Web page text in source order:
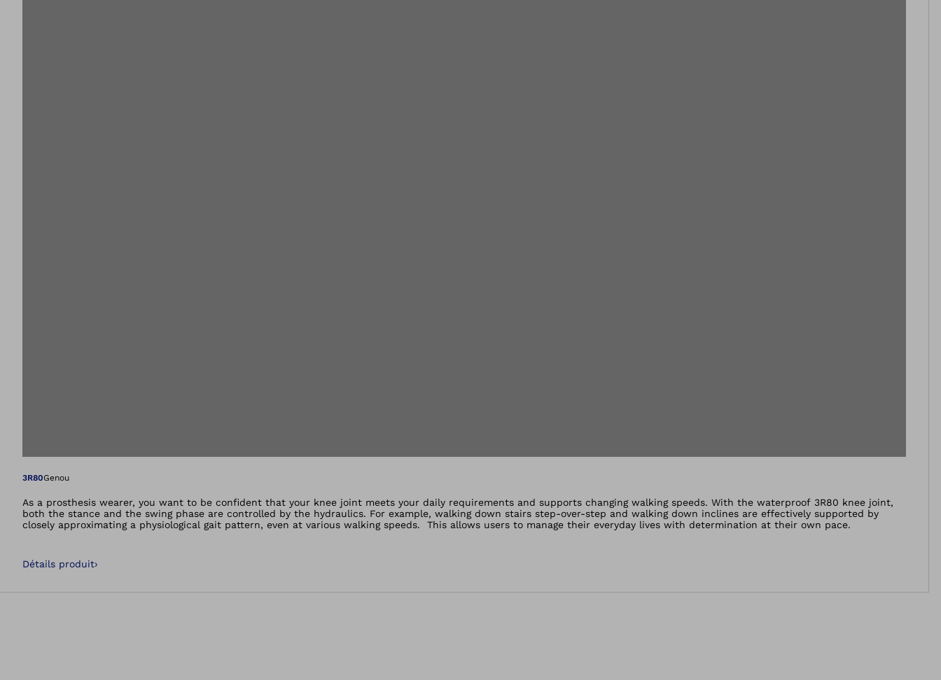
Ouvre l’image dans la vue Galerie
3R80Genou
As a prosthesis wearer, you want to be confident that your knee joint meets your daily requirements and supports changing walking speeds. With the waterproof 3R80 knee joint,
both the stance and the swing phase are controlled by the hydraulics. For example, walking down stairs step-over-step and walking down inclines are effectively supported by
closely approximating a physiological gait pattern, even at various walking speeds. This allows users to manage their everyday lives with determination at their own pace.
Détails produit›